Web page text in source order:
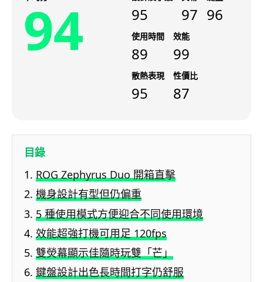
94 95 97 96
使用時間
89
效能
99
散熱表現
95
性價比
87
目錄
ROG Zephyrus Duo 開箱直擊
機身設計有型但仍偏重
5 種使用模式方便迎合不同使用環境
效能超強打機可用足 120fps
雙熒幕顯示佳隨時玩雙「芒」
鍵盤設計出色長時間打字仍舒服